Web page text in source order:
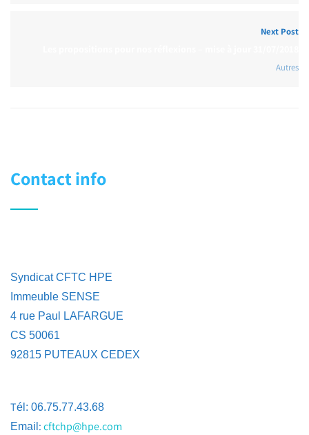
Next Post
Autres
Contact info
Syndicat CFTC HPE
Immeuble SENSE
4 rue Paul LAFARGUE
CS 50061
92815 PUTEAUX CEDEX
Tél: 06.75.77.43.68
Email :cftchp@hpe.com